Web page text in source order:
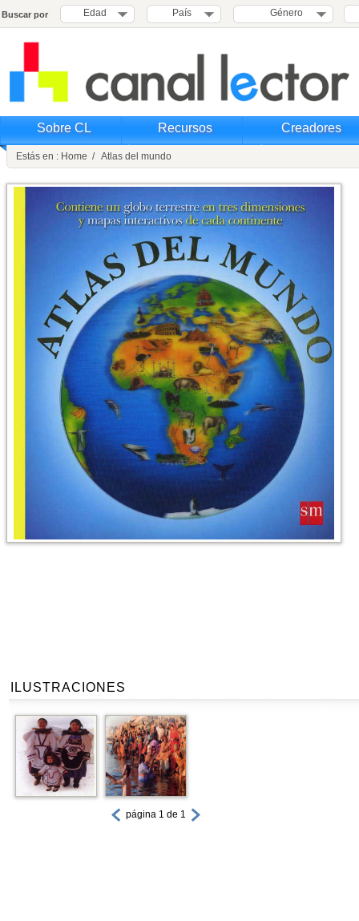
Buscar por Edad País Género
Sobre CL Recursos Creadores
Estás en : Home / Atlas del mundo
ILUSTRACIONES
página 1 de 1